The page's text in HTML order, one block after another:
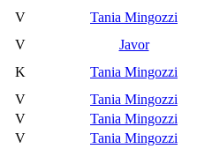
V
Tania Mingozzi
V
Javor
K
Tania Mingozzi
V
Tania Mingozzi
V
Tania Mingozzi
V
Tania Mingozzi